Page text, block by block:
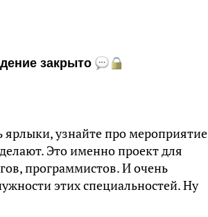
закрыто
узнайте про мероприятие
Это именно проект для
программистов. И очень
этих специальностей. Ну